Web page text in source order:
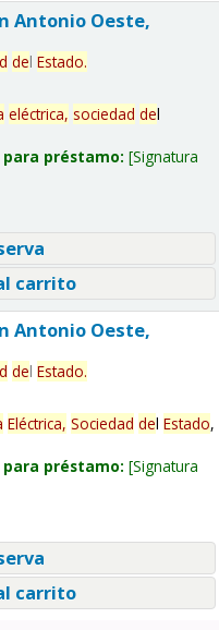
Antonio Oeste,
del Estado.
eléctrica, sociedad del
préstamo: Signatura
carrito
Antonio Oeste,
del Estado.
Eléctrica, Sociedad del Estado,
préstamo: Signatura
carrito